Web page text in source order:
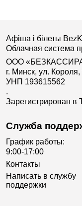
Афіша і білеты
Облачная система
ООО «БЕЗКАССИРА
г. Минск, ул.
УНП 193615562
.
Зарегистрирован в
Служба
График работы:
9:00-17:00
Контакты
Написать в службу
поддержки